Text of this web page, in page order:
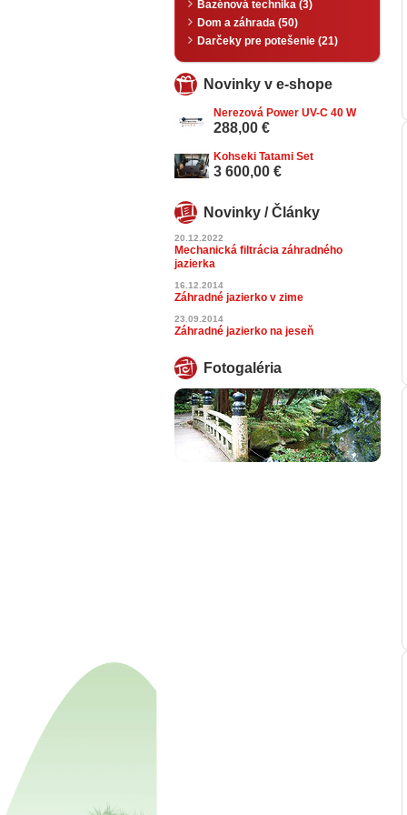
Bazénová technika (3)
Dom a záhrada (50)
Darčeky pre potešenie (21)
Novinky v e-shope
Nerezová Power UV-C 40 W
288,00 €
Kohseki Tatami Set
3 600,00 €
Novinky / Články
20.12.2022
Mechanická filtrácia záhradného
jazierka
16.12.2014
Záhradné jazierko v zime
23.09.2014
Záhradné jazierko na jeseň
Fotogaléria